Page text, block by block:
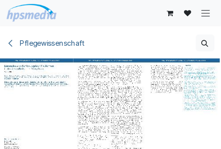
Zum Inhalt springen
Pflegewissenschaft